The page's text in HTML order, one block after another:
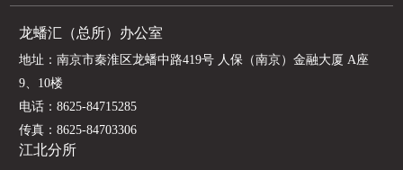
龙蟠汇（总所）办公室
地址：南京市秦淮区龙蟠中路419号 人保（南京）金融大厦 A座
9、10楼
电话：8625-84715285
传真：8625-84703306
江北分所